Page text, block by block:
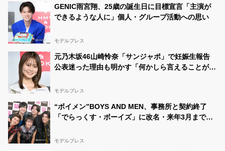
GENIC雨宮翔、25歳の誕生日に目標宣言「主演が
できるような人に」個人・グループ活動への思い
モデルプレス
元乃木坂46山崎怜奈「サンジャポ」で妊娠生報告
公表迷った理由も明かす「何かしら言えることがで
モデルプレス
“ボイメン”BOYS AND MEN、事務所と契約終了
「でらっくす・ボーイズ」に改名・来年3月までは
モデルプレス